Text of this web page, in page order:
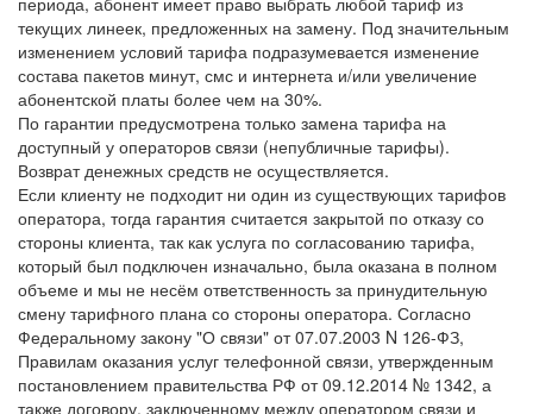
текущих линеек, предложенных на замену. Под значительным
изменением условий тарифа подразумевается изменение
состава пакетов минут, смс и интернета и/или увеличение
абонентской платы более чем на 30%.
По гарантии предусмотрена только замена тарифа на
доступный у операторов связи (непубличные тарифы).
Возврат денежных средств не осуществляется.
Если клиенту не подходит ни один из существующих тарифов
оператора, тогда гарантия считается закрытой по отказу со
стороны клиента, так как услуга по согласованию тарифа,
который был подключен изначально, была оказана в полном
объеме и мы не несём ответственность за принудительную
смену тарифного плана со стороны оператора. Согласно
Федеральному закону "О связи" от 07.07.2003 N 126-ФЗ,
Правилам оказания услуг телефонной связи, утвержденным
постановлением правительства РФ от 09.12.2014 № 1342, а
также договору, заключенному между оператором связи и